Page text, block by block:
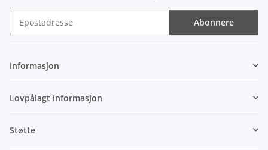
Abonnere
Informasjon
Lovpålagt informasjon
Støtte